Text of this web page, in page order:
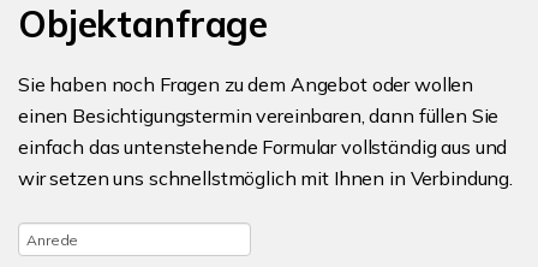
Objektanfrage
Sie haben noch Fragen zu dem Angebot oder wollen
einen Besichtigungstermin vereinbaren, dann füllen Sie
einfach das untenstehende Formular vollständig aus und
wir setzen uns schnellstmöglich mit Ihnen in Verbindung.